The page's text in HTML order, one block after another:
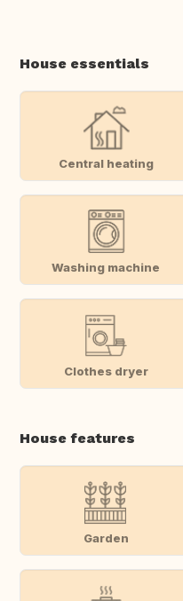
House essentials
Central heating
Washing machine
Clothes dryer
House features
Garden